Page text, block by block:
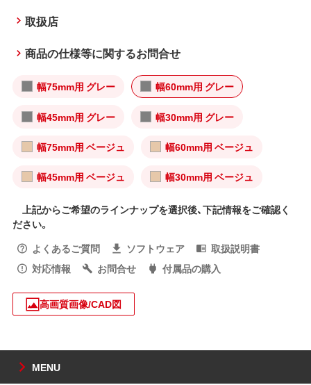
取扱店
商品の仕様等に関するお問合せ
幅75mm用 グレー 幅60mm用 グレー
幅45mm用 グレー 幅30mm用 グレー
幅75mm用 ベージュ 幅60mm用 ベージュ
幅45mm用 ベージュ 幅30mm用 ベージュ
上記からご希望のラインナップを選択後、下記情報をご確認く
ださい。
よくあるご質問
ソフトウェア
取扱説明書
対応情報
お問合せ 付属品の購入
高画質画像/CAD図
MENU